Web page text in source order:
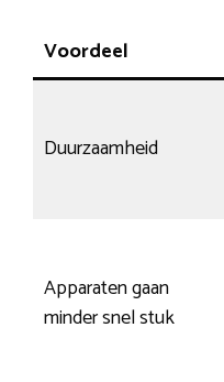
Voordeel
Duurzaamheid
Apparaten gaan
minder snel stuk